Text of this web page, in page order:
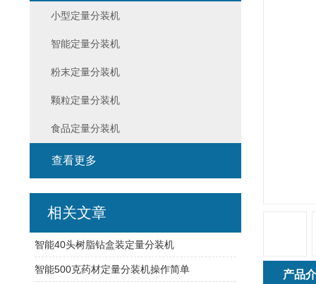
产品
小型定量分装机
智能定量分装机
粉末定量分装机
颗粒定量分装机
食品定量分装机
查看更多
相关文章
智能40头树脂钻盒装定量分装机
智能500克药材定量分装机操作简单